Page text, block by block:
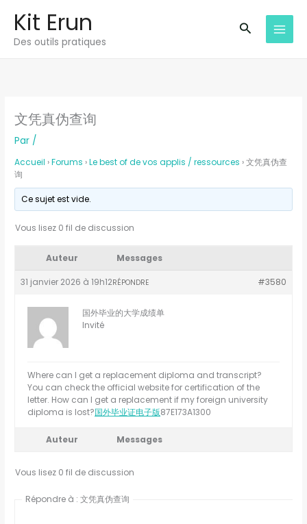
contenu
Kit Erun
Des outils pratiques
文凭真伪查询
Par /
Accueil ›Forums ›Le best of de vos applis / ressources ›文凭真伪查
询
Ce sujet est vide.
Vous lisez 0 fil de discussion
Auteur Messages
31 janvier 2026 à 19h12 #3580
RÉPONDRE
国外毕业的大学成绩单
Invité
Where can I get a replacement diploma and transcript?
You can check the official website for certification of the
letter. How can I get a replacement if my foreign university
diploma is lost?国外毕业证电子版87E173A1300
Auteur Messages
Vous lisez 0 fil de discussion
Répondre à : 文凭真伪查询